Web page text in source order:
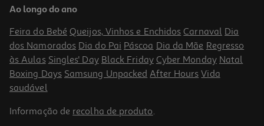
0.24 €/un
35,97 €
Ao longo do ano
Feira do Bebé Queijos, Vinhos e Enchidos Carnaval Dia
dos Namorados Dia do Pai Páscoa Dia da Mãe Regresso
às Aulas Singles' Day Black Friday Cyber Monday Natal
Boxing Days Samsung Unpacked After Hours Vida
saudável
Informação de recolha de produto.